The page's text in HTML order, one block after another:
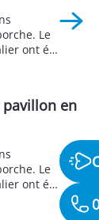
Le
ont été
A
pavillon en
Le
ont été